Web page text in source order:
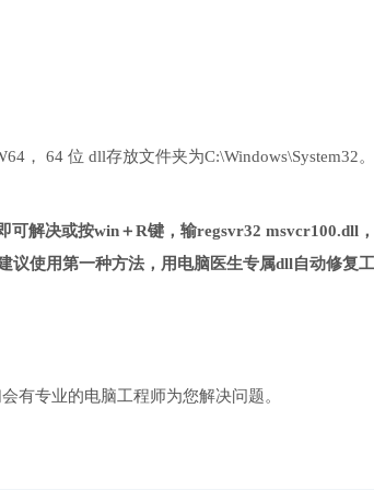
， 64 位 dll存放文件夹为C:\Windows\System32。
解决或按win＋R键，输regsvr32 msvcr100.dll
议使用第一种方法，用电脑医生专属dll自动修复工
有专业的电脑工程师为您解决问题。